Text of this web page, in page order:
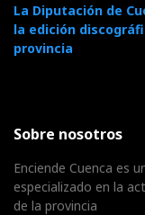
La Diputación de
la edición
provincia
Sobre nosotros
Enciende Cuenca es
especializado en la
de la provincia